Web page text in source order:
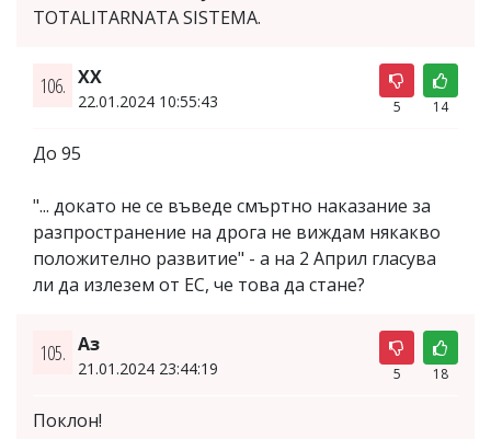
TOTALITARNATA SISTEMA.
106. XX
22.01.2024 10:55:43 5 14
До 95
"... докато не се въведе смъртно наказание за
разпространение на дрога не виждам някакво
положително развитие" - а на 2 Април гласува
ли да излезем от ЕС, че това да стане?
105. Аз
21.01.2024 23:44:19 5 18
Поклон!